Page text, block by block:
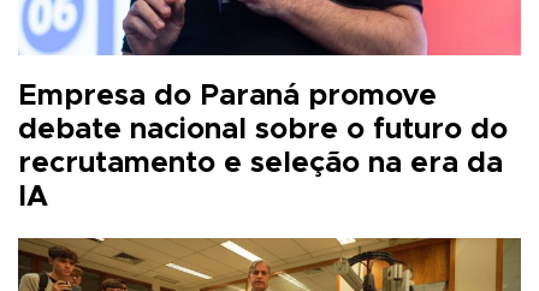
Empresa do Paraná promove
debate nacional sobre o futuro do
recrutamento e seleção na era da
IA